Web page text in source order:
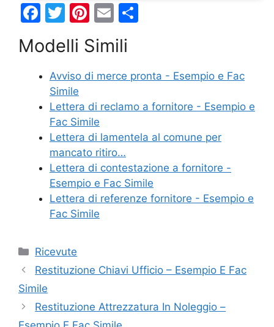
F
c
e
b
o
o
k
T
w
itt
er
Pi
nt
er
e
E
m
ai
l
di
di
Modelli Simili
Avviso di merce pronta - Esempio e Fac
Simile
Lettera di reclamo a fornitore - Esempio e
Fac Simile
Lettera di lamentela al comune per
mancato ritiro…
Lettera di contestazione a fornitore -
Esempio e Fac Simile
Lettera di referenze fornitore - Esempio e
Fac Simile
Categorie
Ricevute
Restituzione Chiavi Ufficio – Esempio E Fac
Simile
Restituzione Attrezzatura In Noleggio –